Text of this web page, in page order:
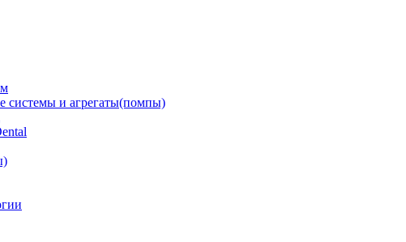
системы и агрегаты(помпы)